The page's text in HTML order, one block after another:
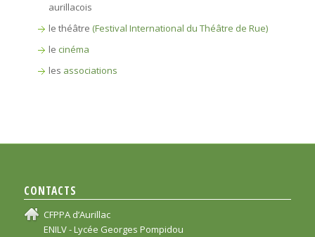
aurillacois
le théâtre (Festival International du Théâtre de Rue)
le cinéma
les associations
CONTACTS
CFPPA d’Aurillac
ENILV - Lycée Georges Pompidou